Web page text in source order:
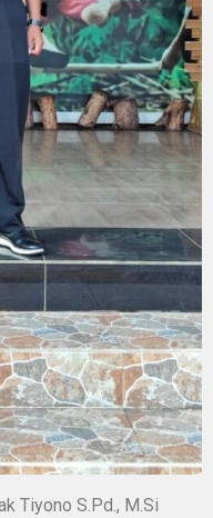
Tiyono S.Pd., M.Si